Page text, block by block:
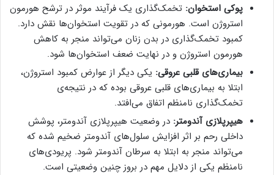
پوکی استخوان: تخمک‌گذاری یک فرآیند موثر در ترشح هورمون
استروژن است. هورمونی که در تقویت استخوان‌ها نقش دارد.
کمبود تخمک‌گذاری در بدن زنان می‌تواند منجر به کاهش
هورمون استروژن و در نهایت ضعف استخوان‌ها شود.
بیماری‌های قلبی عروقی: یکی دیگر از عوارض کمبود استروژن،
ابتلا به بیماری‌های قلبی عروقی بوده که در نتیجه‌ی
تخمک‌گذاری نامنظم اتفاق می‌افتد.
هیپرپلازی آندومتر: در وضعیت هیپرپلازی آندومتر، پوشش
داخلی رحم بر اثر افزایش سلول‌های آندومتر ضخیم شده که
می‌تواند منجر به ابتلا به سرطان آندومتر شود. پریودی‌های
نامنظم یکی از دلایل مهم در بروز چنین وضعیتی است.